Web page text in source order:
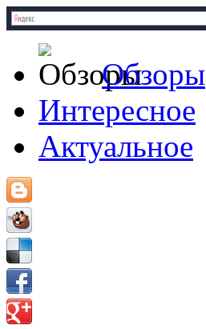
Обзоры
Интересное
Актуальное